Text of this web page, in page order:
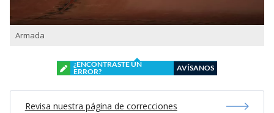
Armada
¿ENCONTRASTE UN
ERROR?
AVÍSANOS
Revisa nuestra página de correcciones